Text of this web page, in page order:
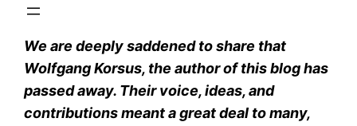
We are deeply saddened to share that
Wolfgang Korsus, the author of this blog has
passed away. Their voice, ideas, and
contributions meant a great deal to many,